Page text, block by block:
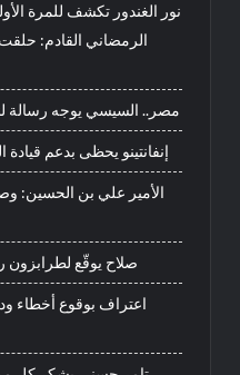
نور الغندور تكشف للمرة
الرمضاني القادم:
مصر.. السيسي يوجه رسالة
إنفانتينو يحظى بدعم
الأمير علي بن الحسين:
صلاح يوقّع لطرابزون